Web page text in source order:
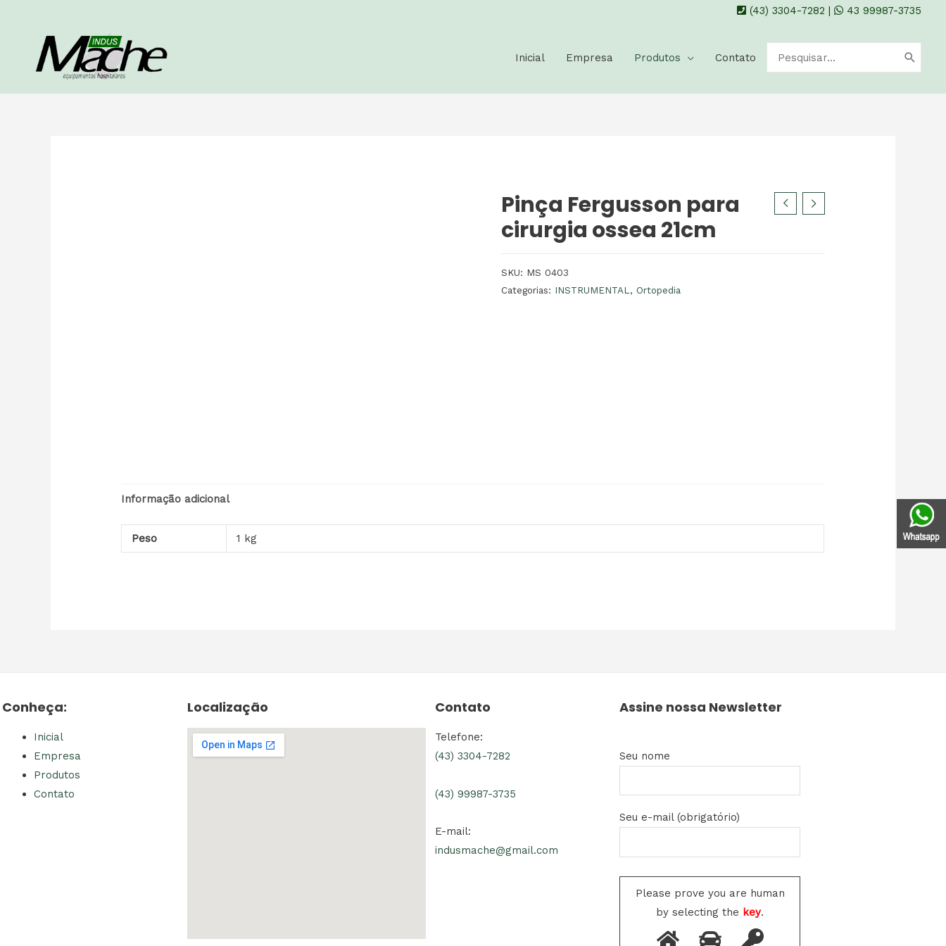
(43) 3304-7282 | 43 99987-3735
Inicial Empresa Produtos Contato
Pinça Fergusson para
cirurgia ossea 21cm
SKU: MS 0403
Categorias: INSTRUMENTAL , Ortopedia
Informação adicional
Peso 1 kg
Conheça:
Inicial
Empresa
Produtos
Contato
Localização Contato
Telefone:
(43) 3304-7282
(43) 99987-3735
E-mail:
indusmache@gmail.com
Assine nossa Newsletter
Seu nome
Seu e-mail (obrigatório)
Please prove you are human
by selecting the key.